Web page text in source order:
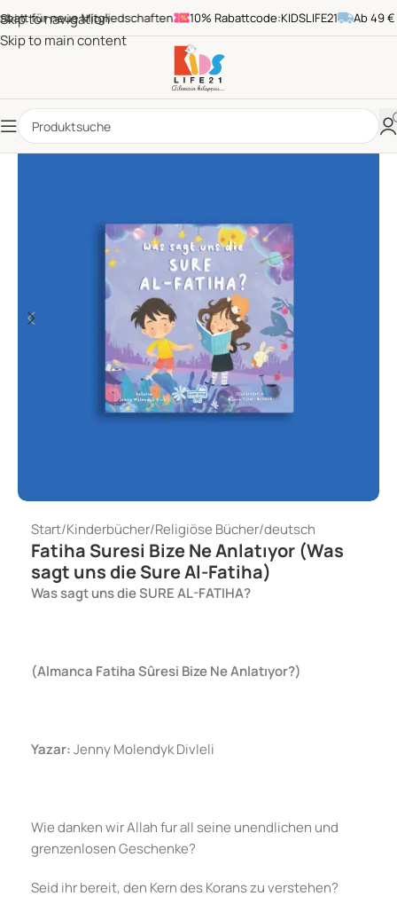
Skip to navigation
Skip to main content
für neue Mitgliedschaften 10% Rabattcode:KIDSLIFE21 Ab 49 €
Start/Kinderbücher/Religiöse Bücher/deutsch
Fatiha Suresi Bize Ne Anlatıyor (Was
sagt uns die Sure Al-Fatiha)
Was sagt uns die SURE AL-FATIHA?
(Almanca Fatiha Sûresi Bize Ne Anlatıyor?)
Yazar:Jenny Molendyk Divleli
Wie danken wir Allah fur all seine unendlichen und
grenzenlosen Geschenke?
Seid ihr bereit, den Kern des Korans zu verstehen?